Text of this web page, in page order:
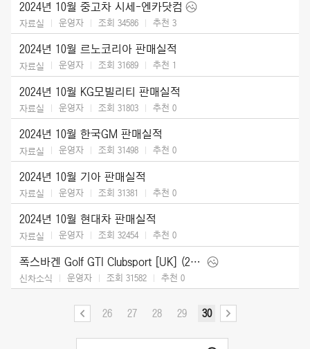
2024년 10월 중고차 시세-엔카닷컴
자료실 운영자 조회 34586 추천 3
2024년 10월 르노코리아 판매실적
자료실 운영자 조회 31689 추천 1
2024년 10월 KG모빌리티 판매실적
자료실 운영자 조회 31803 추천 0
2024년 10월 한국GM 판매실적
자료실 운영자 조회 31498 추천 0
2024년 10월 기아 판매실적
자료실 운영자 조회 31381 추천 0
2024년 10월 현대차 판매실적
자료실 운영자 조회 32454 추천 0
폭스바겐 Golf GTI Clubsport [UK] (2025)
신차소식 운영자 조회 31582 추천 0
26 27 28 29 30